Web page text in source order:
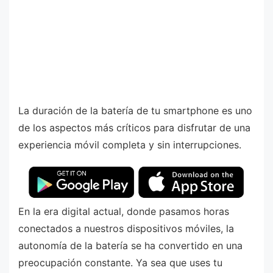
La duración de la batería de tu smartphone es uno
de los aspectos más críticos para disfrutar de una
experiencia móvil completa y sin interrupciones.
En la era digital actual, donde pasamos horas
conectados a nuestros dispositivos móviles, la
autonomía de la batería se ha convertido en una
preocupación constante. Ya sea que uses tu